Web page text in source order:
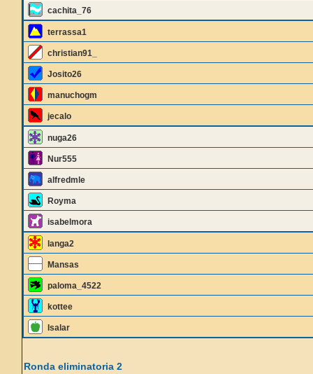
cachita_76
terrassa1
christian91_
Josito26
manuchogm
jecalo
nuga26
Nur555
alfredmle
Royma
isabelmora
langa2
Mansas
paloma_4522
kottee
Isalar
Ronda eliminatoria 2